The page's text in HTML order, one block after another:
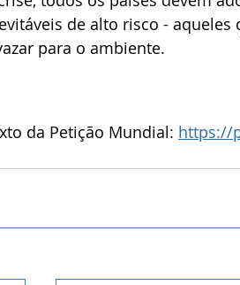
de alto risco - aqueles
para o ambiente.
da Petição Mundial: https://